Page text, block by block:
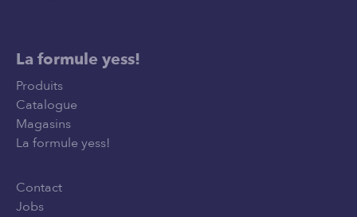
La formule yess!
Produits
Catalogue
Magasins
La formule yess!
Contact
Jobs